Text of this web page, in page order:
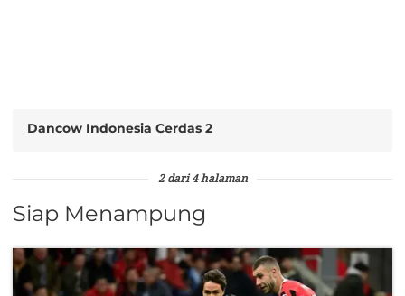
Dancow Indonesia Cerdas 2
2 dari 4 halaman
Siap Menampung